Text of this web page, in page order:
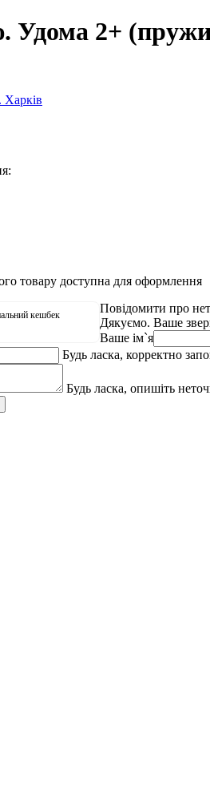
Удома 2+
товару доступна для оформлення
кешбек
Повідомити про
Дякуємо. Ваше
Ваше ім`я
Будь ласка, корректно
Будь ласка, опишіть